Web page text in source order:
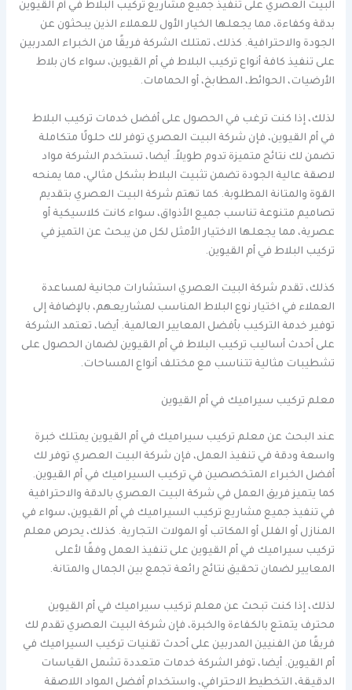
البيت العصري على تنفيذ جميع مشاريع تركيب البلاط في أم القيوين
بدقة وكفاءة، مما يجعلها الخيار الأول للعملاء الذين يبحثون عن
الجودة والاحترافية. كذلك، تمتلك الشركة فريقًا من الخبراء المدربين
على تنفيذ كافة أنواع تركيب البلاط في أم القيوين، سواء كان بلاط
الأرضيات، الحوائط، المطابخ، أو الحمامات.
لذلك، إذا كنت ترغب في الحصول على أفضل خدمات تركيب البلاط
في أم القيوين، فإن شركة البيت العصري توفر لك حلولًا متكاملة
تضمن لك نتائج متميزة تدوم طويلاً. أيضا، تستخدم الشركة مواد
لاصقة عالية الجودة تضمن تثبيت البلاط بشكل مثالي، مما يمنحه
القوة والمتانة المطلوبة. كما تهتم شركة البيت العصري بتقديم
تصاميم متنوعة تناسب جميع الأذواق، سواء كانت كلاسيكية أو
عصرية، مما يجعلها الاختيار الأمثل لكل من يبحث عن التميز في
تركيب البلاط في أم القيوين.
كذلك، تقدم شركة البيت العصري استشارات مجانية لمساعدة
العملاء في اختيار نوع البلاط المناسب لمشاريعهم، بالإضافة إلى
توفير خدمة التركيب بأفضل المعايير العالمية. أيضا، تعتمد الشركة
على أحدث أساليب تركيب البلاط في أم القيوين لضمان الحصول على
تشطيبات مثالية تتناسب مع مختلف أنواع المساحات.
معلم تركيب سيراميك في أم القيوين
عند البحث عن معلم تركيب سيراميك في أم القيوين يمتلك خبرة
واسعة ودقة في تنفيذ العمل، فإن شركة البيت العصري توفر لك
أفضل الخبراء المتخصصين في تركيب السيراميك في أم القيوين.
كما يتميز فريق العمل في شركة البيت العصري بالدقة والاحترافية
في تنفيذ جميع مشاريع تركيب السيراميك في أم القيوين، سواء في
المنازل أو الفلل أو المكاتب أو المولات التجارية. كذلك، يحرص معلم
تركيب سيراميك في أم القيوين على تنفيذ العمل وفقًا لأعلى
المعايير لضمان تحقيق نتائج رائعة تجمع بين الجمال والمتانة.
لذلك، إذا كنت تبحث عن معلم تركيب سيراميك في أم القيوين
محترف يتمتع بالكفاءة والخبرة، فإن شركة البيت العصري تقدم لك
فريقًا من الفنيين المدربين على أحدث تقنيات تركيب السيراميك في
أم القيوين. أيضا، توفر الشركة خدمات متعددة تشمل القياسات
الدقيقة، التخطيط الاحترافي، واستخدام أفضل المواد اللاصقة